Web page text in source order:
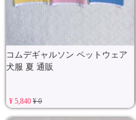
コムデギャルソン ペットウェア
犬服 夏 通販
¥ 5,840¥ 0